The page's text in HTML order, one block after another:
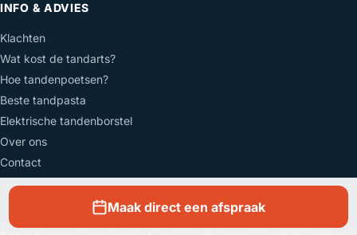
INFO & ADVIES
Klachten
Wat kost de tandarts?
Hoe tandenpoetsen?
Beste tandpasta
Elektrische tandenborstel
Over ons
Contact
Maak direct een afspraak